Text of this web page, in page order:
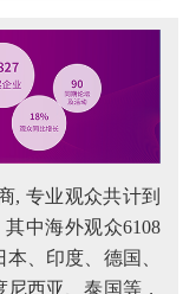
, 专业观众共计到
其中海外观众6108
、印度、德国、
西亚、泰国等，